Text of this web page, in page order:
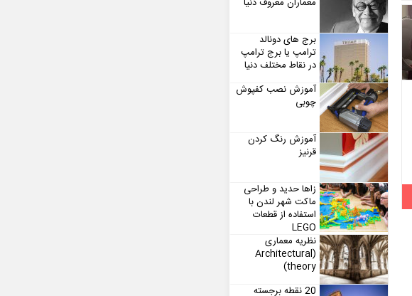
برج های دونالد
ترامپ یا برج ترامپ
در نقاط مختلف دنیا
آموزش نصب کفپوش
چوبی
آموزش رنگ کردن
قرنیز
زاها حدید و طراحی
ماکت شهر لندن با
استفاده از قطعات
LEGO
نظریه معماری
(Architectural
theory)
20 نقطه برجسته